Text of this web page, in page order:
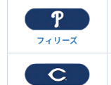
フィリーズ